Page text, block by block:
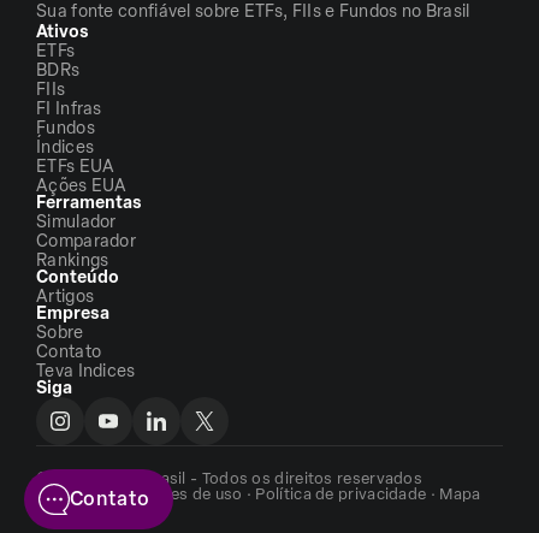
Sua fonte confiável sobre ETFs, FIIs e Fundos no Brasil
Ativos
ETFs
BDRs
FIIs
FI Infras
Fundos
Índices
ETFs EUA
Ações EUA
Ferramentas
Simulador
Comparador
Rankings
Conteúdo
Artigos
Empresa
Sobre
Contato
Teva Indices
Siga
©2026 - ETFs Brasil - Todos os direitos reservados
Termos e condições de uso · Política de privacidade · Mapa
do siteContato